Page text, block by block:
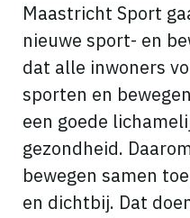
Maastricht Sport
nieuwe sport- en
dat alle inwoners
sporten en
een goede
gezondheid.
bewegen samen
en dichtbij. Dat